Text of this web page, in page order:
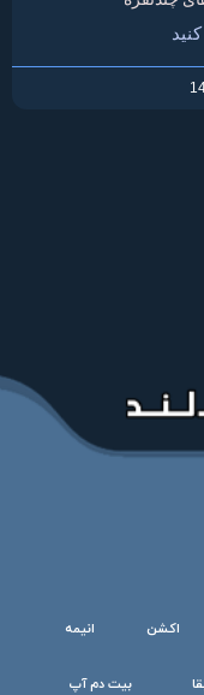
اکشن انیمه
بیت دم آپ